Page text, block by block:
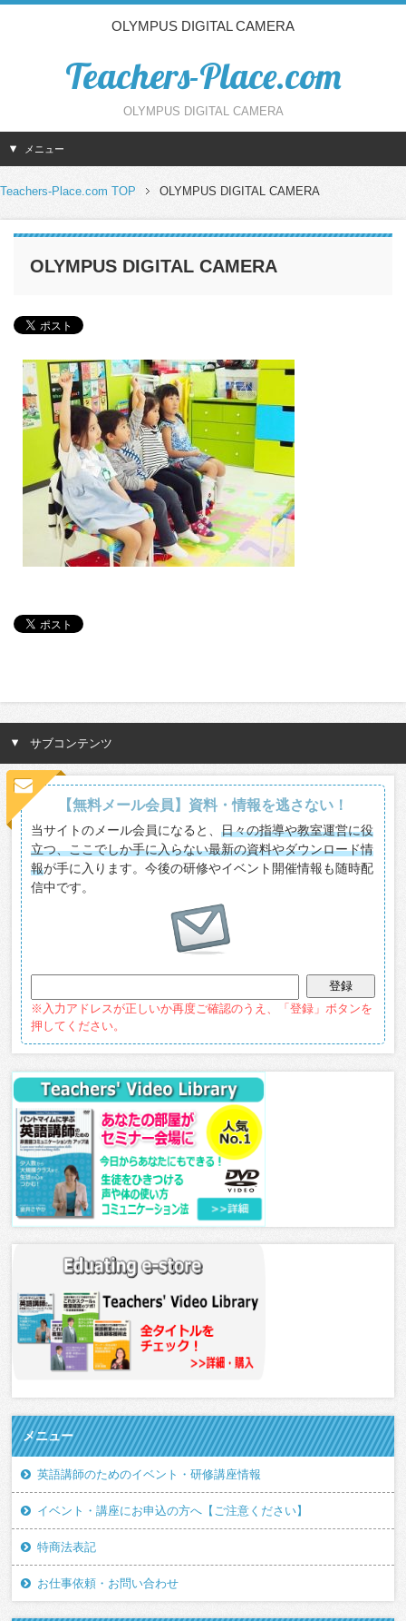
OLYMPUS DIGITAL CAMERA
Teachers-Place.com
OLYMPUS DIGITAL CAMERA
メニュー
Teachers-Place.com TOP OLYMPUS DIGITAL CAMERA
OLYMPUS DIGITAL CAMERA
サブコンテンツ
【無料メール会員】資料・情報を逃さない！
当サイトのメール会員になると、日々の指導や教室運営に役
立つ、ここでしか手に入らない最新の資料やダウンロード情
報が手に入ります。今後の研修やイベント開催情報も随時配
信中です。
※入力アドレスが正しいか再度ご確認のうえ、「登録」ボタンを
押してください。
メニュー
英語講師のためのイベント・研修講座情報
イベント・講座にお申込の方へ【ご注意ください】
特商法表記
お仕事依頼・お問い合わせ